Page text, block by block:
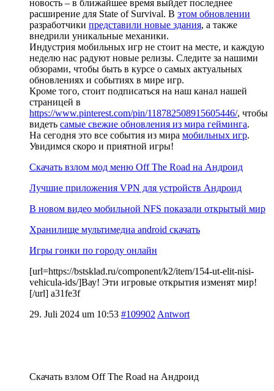
новость – в ближайшее время выйдет последнее
расширение для State of Survival. В этом обновлении
разработчики представили новые здания, а также
внедрили уникальные механики.
Индустрия мобильных игр не стоит на месте, и каждую
неделю нас радуют новые релизы. Следите за нашими
обзорами, чтобы быть в курсе о самых актуальных
обновлениях и событиях в мире игр.
Кроме того, стоит подписаться на наш канал нашей
страницей в
https://www.pinterest.com/pin/118782508915605446/, чтобы
видеть самые свежие обновления из мира гейминга.
На сегодня это все события из мира мобильных игр.
Увидимся скоро и приятной игры!
Скачать взлом мод меню Off The Road на Андроид
Лучшие приложения VPN для устройств Андроид
В новом видео мобильной NFS показали открытый мир
Хранилище мультимедиа android скачать
Игры гонки по городу онлайн
[url=https://bstsklad.ru/component/k2/item/154-ut-elit-nisi-
vehicula-ids/]Вау! Эти игровые открытия изменят мир!
[/url] a31fe3f
29. Juli 2024 um 10:53 #109902 Antwort
Скачать взлом Off The Road на Андроид